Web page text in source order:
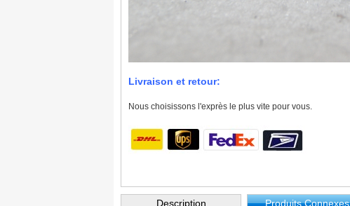
Livraison et retour:
Nous choisissons l'exprès le plus vite pour vous.
Description Produits Connexes